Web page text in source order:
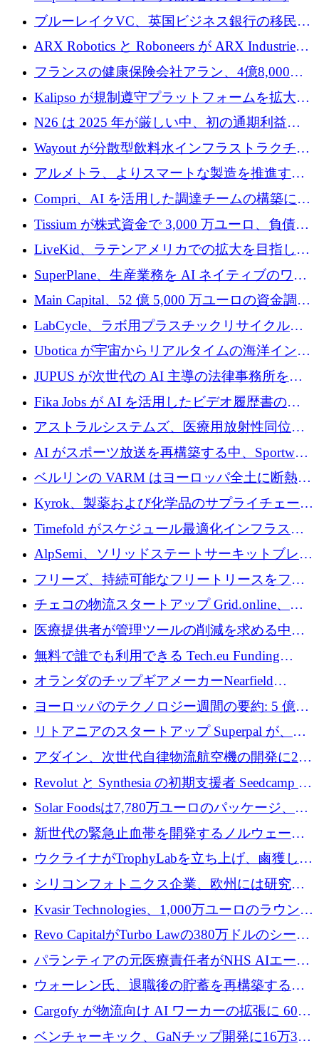
ームを発表
性向上を支援するために 140 万ユーロを調達
ブルーレイクVC、英国ビジネス銀行の移民主
導スタートアップ支援で初のファンド獲得に
ARX Robotics と Roboneers が ARX Industries
を設立し、無人地上車両の生産を拡大
フランスの健康保険会社アラン、4億8,000万
ユーロの資金調達ラウンドで合意
Kalipso が規制遵守プラットフォームを拡大す
るために 320 万ドルを調達
N26 は 2025 年が厳しい中、初の通期利益を
達成
Wayout が分散型飲料水インフラストラクチャ
プラットフォームを拡張するために 242 万ユ
ーロを調達
アルメトラ、よりスマートな製造を推進する
ためにシリーズ A で 1,630 万ユーロを確保
Compri、AI を活用した調達チームの構築に
320 万ユーロを確保
Tissium が株式資金で 3,000 万ユーロ、負債で
3,000 万ユーロを調達
LiveKid、ラテンアメリカでの拡大を目指して
Aldea を買収
SuperPlane、生産業務を AI ネイティブのワー
クフロー層に変えるために 260 万ドルを確保
Main Capital、52 億 5,000 万ユーロの資金調達
でエンタープライズ ソフトウェアの開発を倍
LabCycle、ラボ用プラスチックリサイクルシ
ステムを商業化し、焼却廃棄物を削減するた
Ubotica が宇宙からリアルタイムの海洋インテ
リジェンスを拡張するために 1,100 万ドルを
JUPUS が次世代の AI 主導の法律事務所を強
化するために 1,300 万ユーロを調達
Fika Jobs が AI を活用したビデオ履歴書のた
めに 400 万ドルを調達
アストラルシステムズ、医療用放射性同位元
素の世界的な不足に対処するために2,300万ポ
ンドを調達
AI がスポーツ放送を再構築する中、Sportway
が 2,000 万ユーロを調達
ベルリンの VARM はヨーロッパ全土に断熱材
を拡張するために 1,750 万ユーロを投資
Kyrok、製薬および化学品のサプライチェーン
に AI を導入するために 310 万ユーロを確保
Timefold がスケジュール最適化インフラスト
ラクチャを拡張するためにシリーズ A で
1,300 万ドルを調達
AlpSemi、ソリッドステートサーキットブレー
カー技術の進歩のために1,700万ユーロを調達
フリーズ、持続可能なフリートリースをフラ
ンス全土に拡大するために1,300万ユーロを確
保
チェコの物流スタートアップ Grid.online、配
送量が 1 年で 10 倍に増加し、400 万ユーロの
利益を獲得
医療提供者が管理ツールの削減を求める中、
a16z が Prosper AI を 3,000 万ドルで支援
無料で誰でも利用できる Tech.eu Funding
Explorer のご紹介
オランダのチップギアメーカーNearfield
Instrumentsが3億8,000万ドルを調達
ヨーロッパのテクノロジー週間の要約: 5 億
8,500 万ユーロを超える 60 以上のテクノロジ
ー資金調達取引
リトアニアのスタートアップ Superpal が、
Slack 内に構築された AI コワーカー プラット
フォームのために 50 万ユーロを調達
アダイン、次世代自律物流航空機の開発に250
万ユーロを確保
Revolut と Synthesia の初期支援者 Seedcamp が
3 億 2,000 万ドルを調達、米国に投資
Solar Foodsは7,780万ユーロのパッケージ、5
億ユーロの防衛および二重用途成長基金EDM
を開始、ヨーロッパのシリコンフォトニクス
に警告
新世代の緊急止血帯を開発するノルウェーの
スタートアップ企業を紹介する
ウクライナがTrophyLabを立ち上げ、鹵獲した
ロシア兵器を戦場の研究開発プラットフォー
ムに変える
シリコンフォトニクス企業、欧州には研究を
商業的に成功させるためのインフラが不足し
Kvasir Technologies、1,000万ユーロのラウンド
で成長を促進
Revo CapitalがTurbo Lawの380万ドルのシード
ラウンドを主導し、訴訟プラットフォームを
パランティアの元医療責任者がNHS AIエージ
ェントの立ち上げに1,000万ポンドを調達
ウォーレン氏、退職後の貯蓄を再構築するた
めに1,000万ユーロを調達
Cargofy が物流向け AI ワーカーの拡張に 600
万ドルを獲得
ベンチャーキック、GaNチップ開発に16万3千